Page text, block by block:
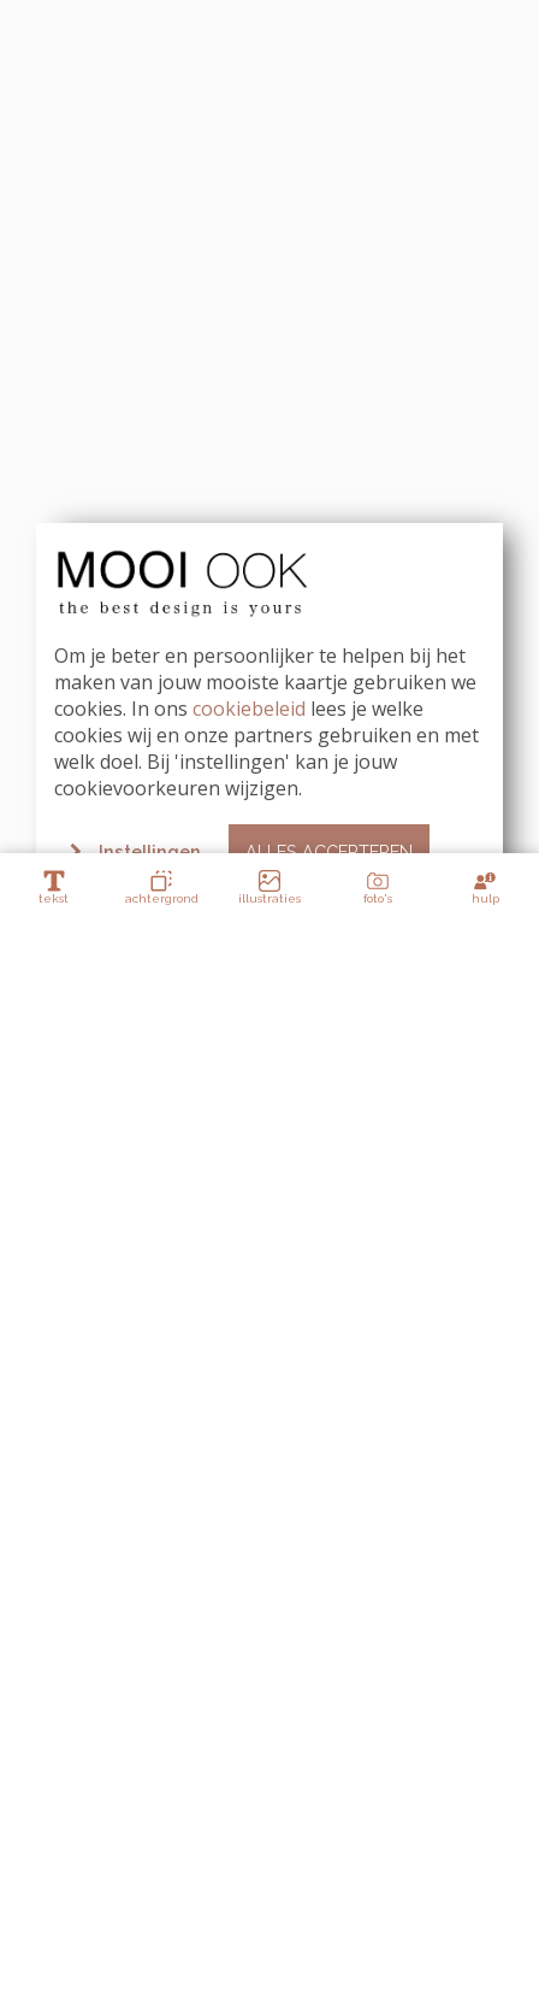
tekst achtergrond illustraties foto's hulp
Om je beter en persoonlijker te helpen bij het
maken van jouw mooiste kaartje gebruiken we
cookies. In ons cookiebeleid lees je welke
cookies wij en onze partners gebruiken en met
welk doel. Bij 'instellingen' kan je jouw
cookievoorkeuren wijzigen.
Instellingen ALLES ACCEPTEREN